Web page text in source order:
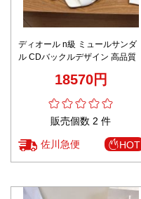
ディオール n級 ミュールサンダ
ル CDバックルデザイン 高品質
18570円
販売個数 2 件
佐川急便 HOT